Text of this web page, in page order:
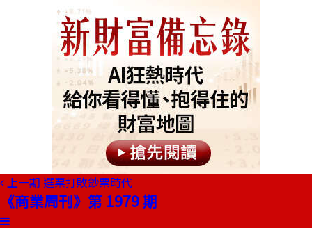
上一期 選票打敗鈔票時代
《商業周刊》第 1979 期